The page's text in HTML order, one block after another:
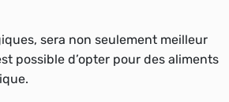
sera non seulement meilleur
possible d’opter pour des aliments